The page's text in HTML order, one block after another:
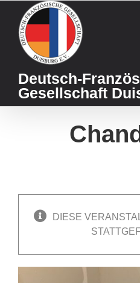
content
Deutsch-
Gesellschaft
DIESE